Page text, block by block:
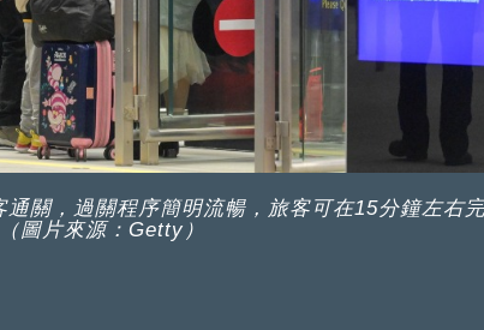
關，過關程序簡明流暢，旅客可在15分鐘左右完
（圖片來源：Getty）